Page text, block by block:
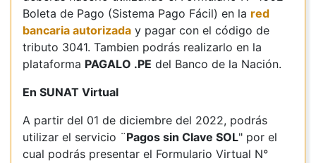
Boleta de Pago (Sistema Pago Fácil) en la red
bancaria autorizada y pagar con el código de
tributo 3041. Tambien podrás realizarlo en la
plataforma PAGALO .PE del Banco de la Nación.
En SUNAT Virtual
A partir del 01 de diciembre del 2022, podrás
utilizar el servicio ¨Pagos sin Clave SOL" por el
cual podrás presentar el Formulario Virtual N°